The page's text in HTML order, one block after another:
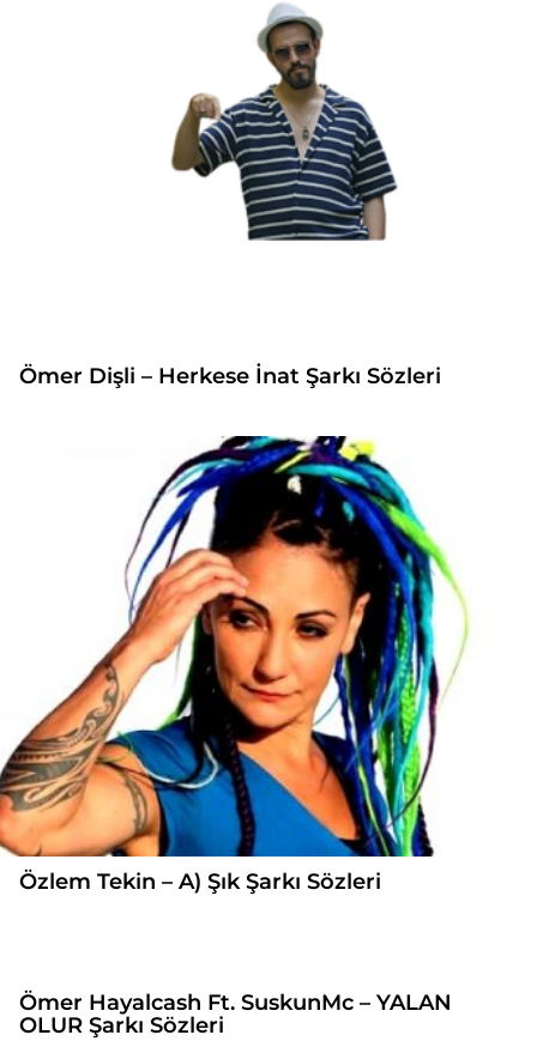
Ömer Dişli – Herkese İnat Şarkı Sözleri
Özlem Tekin – A) Şık Şarkı Sözleri
Ömer Hayalcash Ft. SuskunMc – YALAN
OLUR Şarkı Sözleri